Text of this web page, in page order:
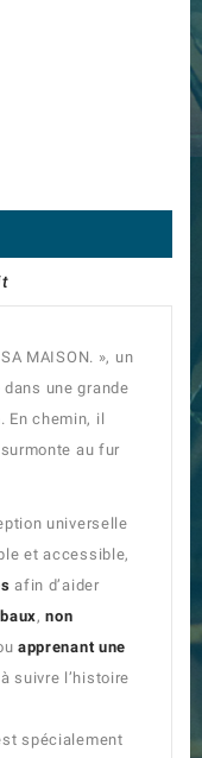
MAISON. », un
une grande
En chemin, il
au fur
universelle
et accessible,
afin d’aider
,non
apprenant une
suivre l’histoire
spécialement